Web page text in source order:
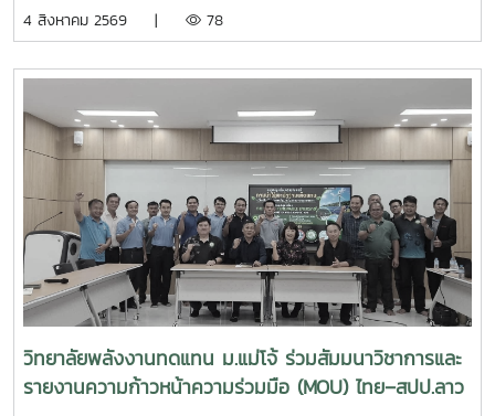
พัฒนาชุมชน การเข้าร่วมประชุมครั้งนี้นับเป็นโอกาสสำคัญในการ
พร้อมแลกเปลี่ยนองค์ความรู้กับเครือข่ายผู้เชี่ยวชาญ ซึ่งสามารถ
นำมาประยุกต์ใช้ในการสนับสนุนพันธกิจของวิทยาลัยพลังงาน
ทดแทน ทั้งด้านการวิจัย การบริการวิชาการ และการถ่ายทอด
เทคโนโลยีสู่ชุมชน เพื่อยกระดับคุณภาพชีวิตของประชาชนและ
สร้างการพัฒนาที่ยั่งยืนวิทยาลัยพลังงานทดแทน มหาวิทยาลัย
แม่โจ้ มุ่งมั่นพัฒนาองค์ความรู้และนวัตกรรมด้านพลังงานและ
เทคโนโลยีที่เหมาะสม เพื่อสร้างผลกระทบเชิงบวกต่อสังคม
ชุมชน และเศรษฐกิจฐานราก พร้อมขับเคลื่อนการพัฒนาประเทศ
สู่ความยั่งยืน
พลังงานทดแทน ร่วมกับ สำนักงานพัฒนาฝีมือแรงงานลำพูน
(Memorandum of Understanding : MOU) ณ ห้องประชุม
รวงผึ้ง ชั้น 5 สำนักงานมหาวิทยาลัย มหาวิทยาลัยแม่โจ้ พิธีลง
นามได้รับเกียรติจาก ผู้ช่วยศาสตราจารย์ ดร.สุริยจรัส เตชะตัน
มีนสกุล รองอธิการบดีมหาวิทยาลัยแม่โจ้ (ผู้แทนอธิการบดี) และ
นายกษิดิจ ทับทิม ผู้อำนวยการสำนักงานพัฒนาฝีมือแรงงาน
ลำพูน เป็นผู้ลงนามร่วมกัน โดยมี ผู้ช่วยศาสตราจารย์ ดร.นิ
กราน หอมดวง คณบดีวิทยาลัยพลังงานทดแทน มหาวิทยาลัยแม่
โจ้และ นายเกรียงศักดิ์ ธรรมวัตร ผู้อำนวยการกลุ่มงานพัฒนา
ฝีมือแรงงาน ร่วมลงนามเป็นพยาน ความร่วมมือในครั้งนี้มีเป้า
หมายในการพัฒนาและปรับปรุงหลักสูตร “การเชื่อมอาร์กโลหะ
อุปกรณ์ทางพลังงานและอุตสาหกรรมด้วยมือ” ให้สอดคล้องกับ
มาตรฐานวิชาชีพและความต้องการของภาคอุตสาหกรรม พร้อม
ทั้งร่วมกันจัดฝึกอบรมและทดสอบมาตรฐานฝีมือแรงงานให้แก่
4 สิงหาคม 2569 | 78
วิทยาลัยพลังงานทดแทน ม.แม่โจ้ ร่วมสัมมนาวิชาการและ
รายงานความก้าวหน้าความร่วมมือ (MOU) ไทย–สปป.ลาว